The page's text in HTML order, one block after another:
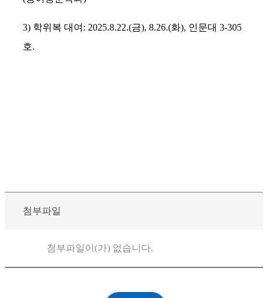
3) 학위복 대여 : 2025.8.22.(금), 8.26.(화), 인문대 3-305
호.
첨부파일
첨부파일이(가) 없습니다.